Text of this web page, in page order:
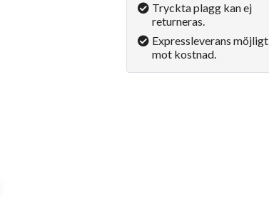
Tryckta plagg kan ej
returneras.
Expressleverans möjligt
mot kostnad.